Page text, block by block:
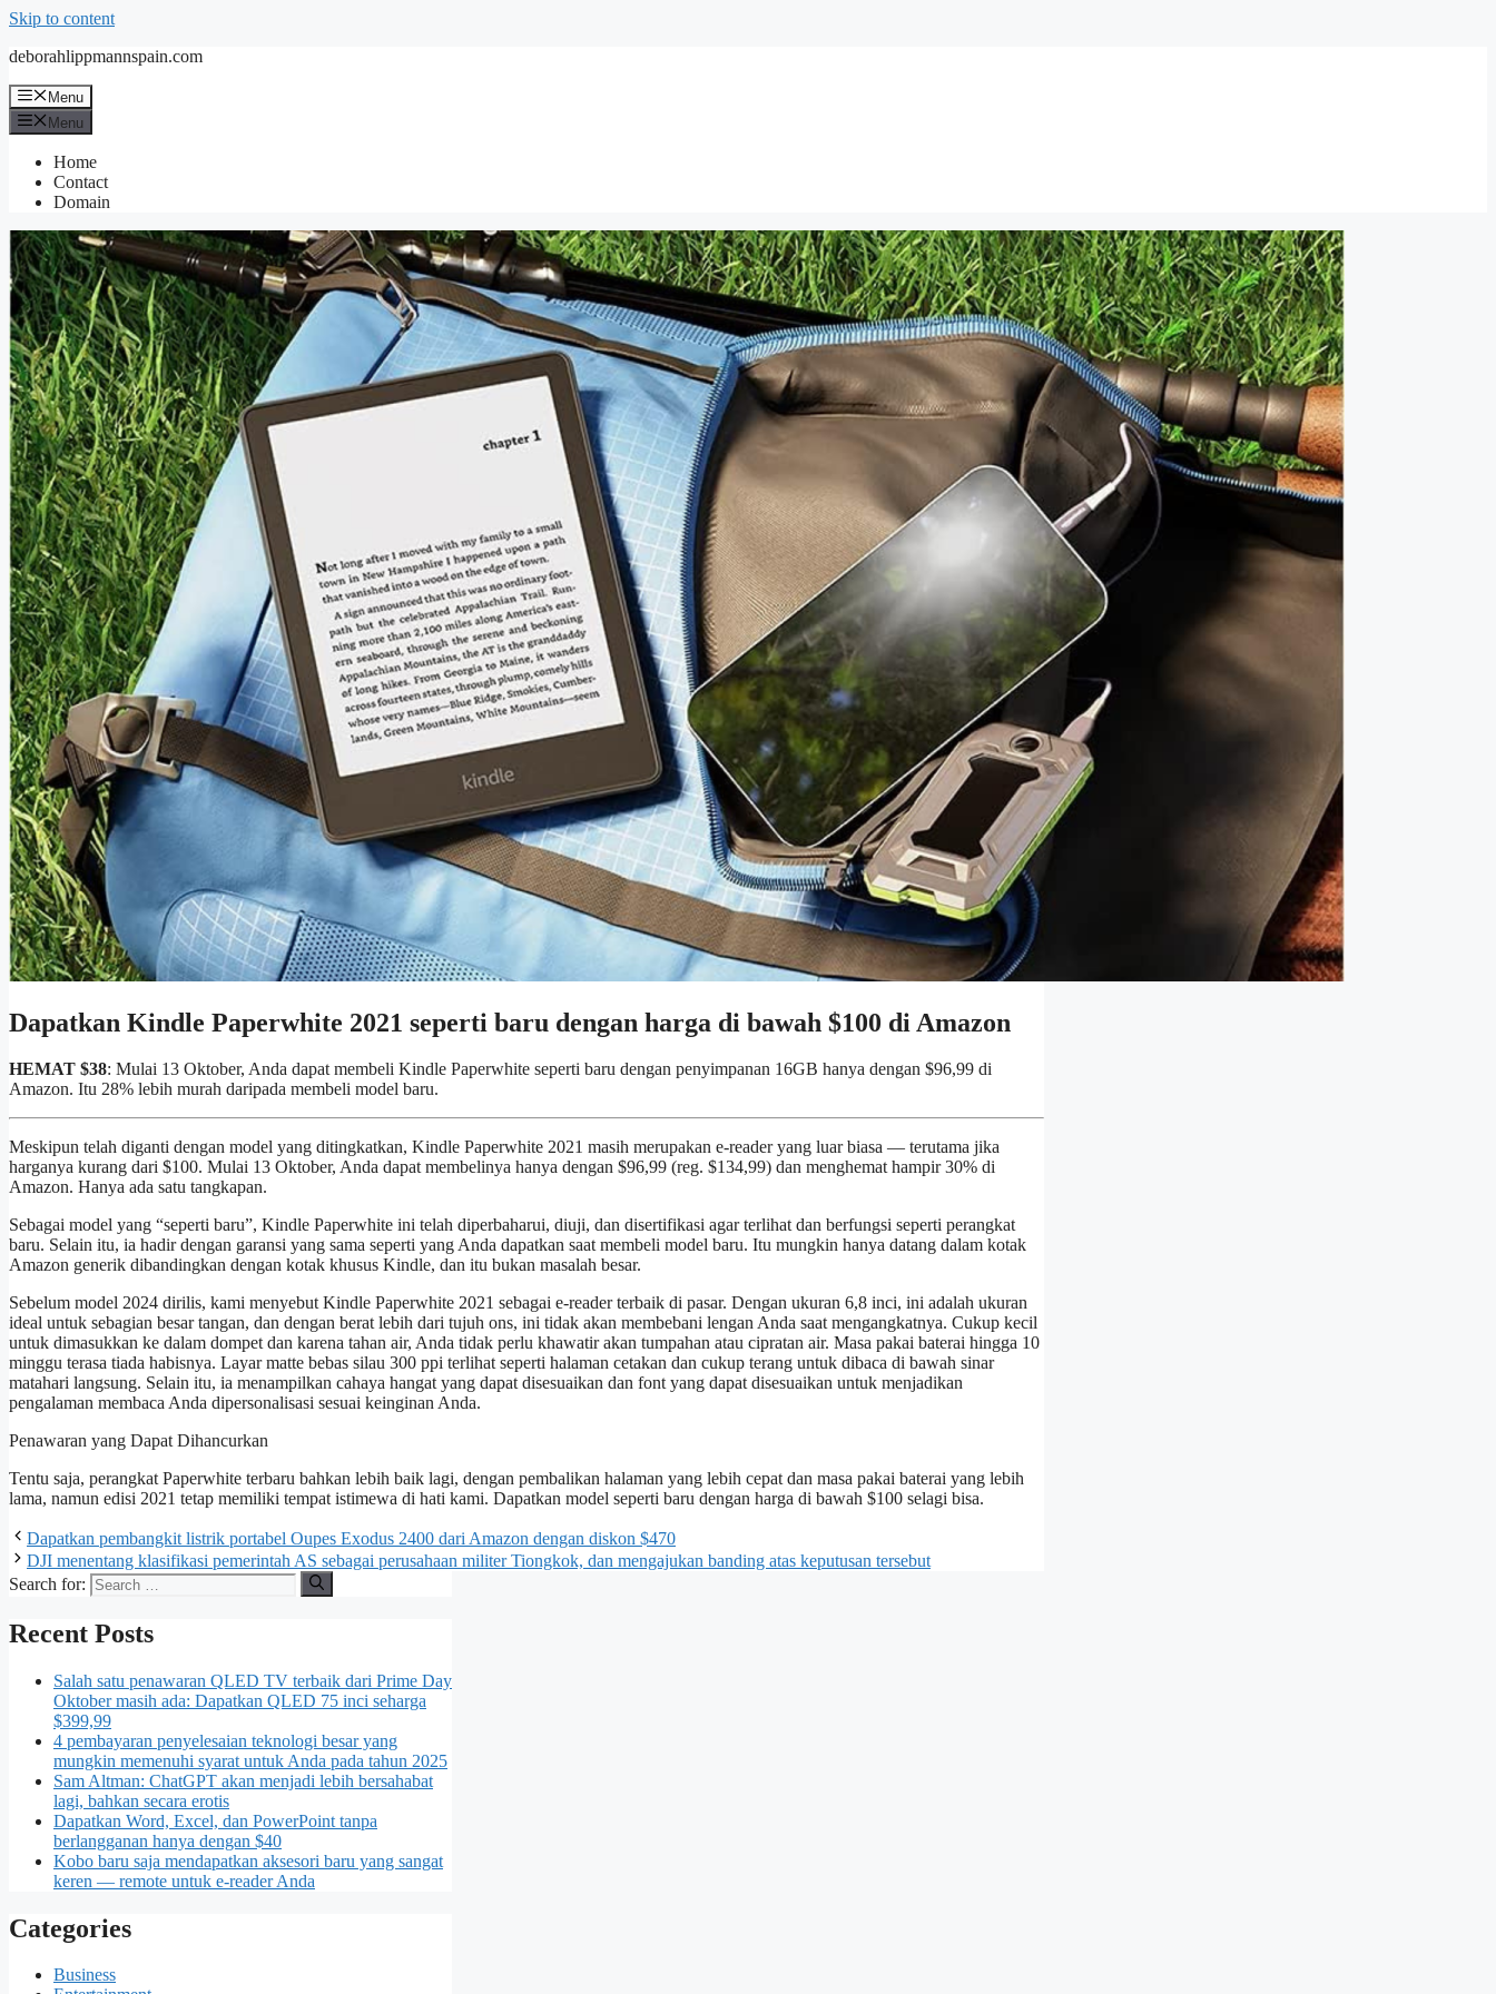
Skip to content
deborahlippmannspain.com
Menu
Menu
Home
Contact
Domain
Dapatkan Kindle Paperwhite 2021 seperti baru dengan harga di bawah $100 di Amazon
HEMAT $38: Mulai 13 Oktober, Anda dapat membeli Kindle Paperwhite seperti baru dengan penyimpanan 16GB hanya dengan $96,99 di
Amazon. Itu 28% lebih murah daripada membeli model baru.
Meskipun telah diganti dengan model yang ditingkatkan, Kindle Paperwhite 2021 masih merupakan e-reader yang luar biasa — terutama jika
harganya kurang dari $100. Mulai 13 Oktober, Anda dapat membelinya hanya dengan $96,99 (reg. $134,99) dan menghemat hampir 30% di
Amazon. Hanya ada satu tangkapan.
Sebagai model yang “seperti baru”, Kindle Paperwhite ini telah diperbaharui, diuji, dan disertifikasi agar terlihat dan berfungsi seperti perangkat
baru. Selain itu, ia hadir dengan garansi yang sama seperti yang Anda dapatkan saat membeli model baru. Itu mungkin hanya datang dalam kotak
Amazon generik dibandingkan dengan kotak khusus Kindle, dan itu bukan masalah besar.
Sebelum model 2024 dirilis, kami menyebut Kindle Paperwhite 2021 sebagai e-reader terbaik di pasar. Dengan ukuran 6,8 inci, ini adalah ukuran
ideal untuk sebagian besar tangan, dan dengan berat lebih dari tujuh ons, ini tidak akan membebani lengan Anda saat mengangkatnya. Cukup kecil
untuk dimasukkan ke dalam dompet dan karena tahan air, Anda tidak perlu khawatir akan tumpahan atau cipratan air. Masa pakai baterai hingga 10
minggu terasa tiada habisnya. Layar matte bebas silau 300 ppi terlihat seperti halaman cetakan dan cukup terang untuk dibaca di bawah sinar
matahari langsung. Selain itu, ia menampilkan cahaya hangat yang dapat disesuaikan dan font yang dapat disesuaikan untuk menjadikan
pengalaman membaca Anda dipersonalisasi sesuai keinginan Anda.
Penawaran yang Dapat Dihancurkan
Tentu saja, perangkat Paperwhite terbaru bahkan lebih baik lagi, dengan pembalikan halaman yang lebih cepat dan masa pakai baterai yang lebih
lama, namun edisi 2021 tetap memiliki tempat istimewa di hati kami. Dapatkan model seperti baru dengan harga di bawah $100 selagi bisa.
Dapatkan pembangkit listrik portabel Oupes Exodus 2400 dari Amazon dengan diskon $470
DJI menentang klasifikasi pemerintah AS sebagai perusahaan militer Tiongkok, dan mengajukan banding atas keputusan tersebut
Search for:
Recent Posts
Salah satu penawaran QLED TV terbaik dari Prime Day
Oktober masih ada: Dapatkan QLED 75 inci seharga
$399,99
4 pembayaran penyelesaian teknologi besar yang
mungkin memenuhi syarat untuk Anda pada tahun 2025
Sam Altman: ChatGPT akan menjadi lebih bersahabat
lagi, bahkan secara erotis
Dapatkan Word, Excel, dan PowerPoint tanpa
berlangganan hanya dengan $40
Kobo baru saja mendapatkan aksesori baru yang sangat
keren — remote untuk e-reader Anda
Categories
Business